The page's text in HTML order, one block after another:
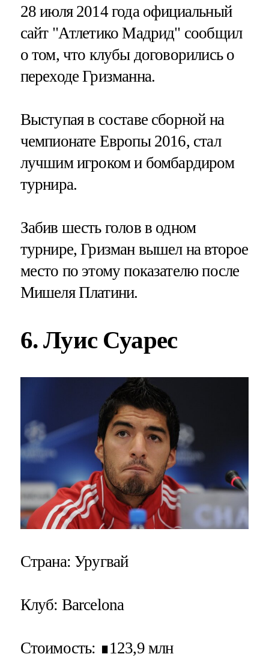
28 июля 2014 года официальный
сайт "Атлетико Мадрид" сообщил
о том, что клубы договорились о
переходе Гризманна.
Выступая в составе сборной на
чемпионате Европы 2016, стал
лучшим игроком и бомбардиром
турнира.
Забив шесть голов в одном
турнире, Гризман вышел на второе
место по этому показателю после
Мишеля Платини.
6. Луис Суарес
Страна: Уругвай
Клуб: Barcelona
Стоимость: ∎123,9 млн